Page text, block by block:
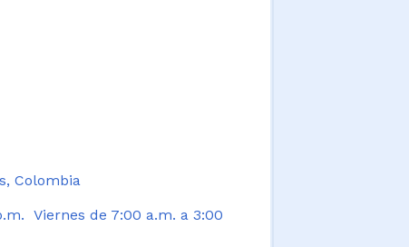
Colombia
Viernes de 7:00 a.m. a 3:00